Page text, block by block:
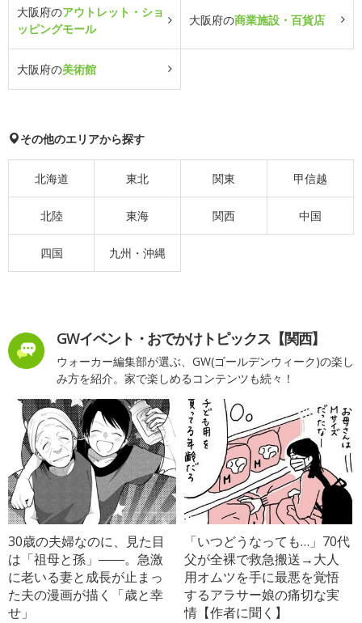
大阪府のアウトレット・ショ
ッピングモール
大阪府の商業施設・百貨店
大阪府の美術館
その他のエリアから探す
北海道 東北 関東 甲信越
北陸 東海 関西 中国
四国 九州・沖縄
GWイベント・おでかけトピックス【関西】
ウォーカー編集部が選ぶ、GW(ゴールデンウィーク)の楽し
み方を紹介。家で楽しめるコンテンツも続々！
30歳の夫婦なのに、見た目
は「祖母と孫」――。急激
に老いる妻と成長が止まっ
た夫の漫画が描く「歳と幸
せ」
「いつどうなっても…」70代
父が全裸で救急搬送→大人
用オムツを手に最悪を覚悟
するアラサー娘の痛切な実
情【作者に聞く】